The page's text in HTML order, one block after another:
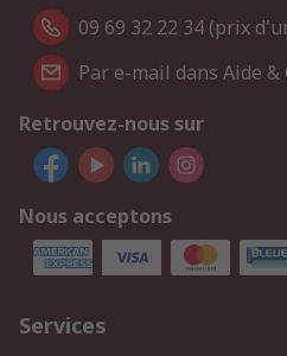
09 69 32 22 34 (prix
Par e-mail dans Aide &
Retrouvez-nous sur
Nous acceptons
Services